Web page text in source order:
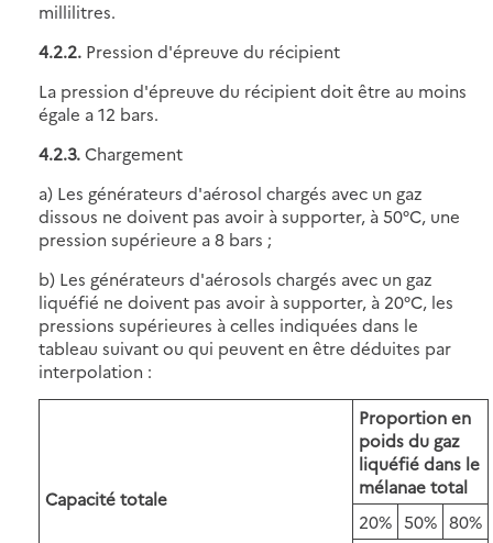
millilitres.
4.2.2. Pression d'épreuve du récipient
La pression d'épreuve du récipient doit être au moins
égale a 12 bars.
4.2.3.Chargement
a) Les générateurs d'aérosol chargés avec un gaz
dissous ne doivent pas avoir à supporter, à 50°C, une
pression supérieure a 8 bars ;
b) Les générateurs d'aérosols chargés avec un gaz
liquéfié ne doivent pas avoir à supporter, à 20°C, les
pressions supérieures à celles indiquées dans le
tableau suivant ou qui peuvent en être déduites par
interpolation :
Capacité totale
Proportion en
poids du gaz
liquéfié dans le
mélanae total
20% 50% 80%